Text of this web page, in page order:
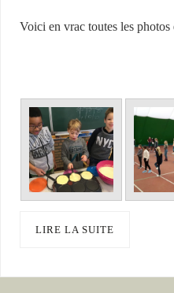
Voici en vrac toutes les
LIRE LA SUITE